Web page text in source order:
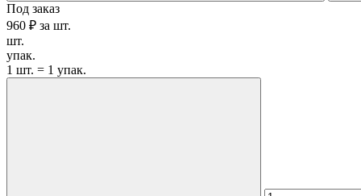
Под заказ
960 ₽ за шт.
шт.
упак.
1 шт. = 1 упак.